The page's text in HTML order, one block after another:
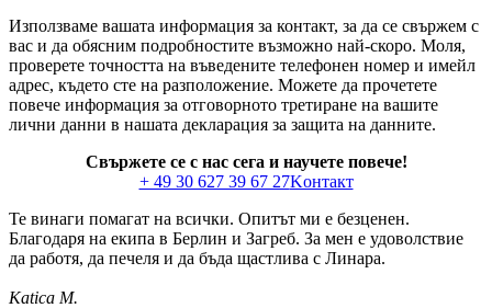
Използваме вашата информация за контакт, за да се свържем с
вас и да обясним подробностите възможно най-скоро. Моля,
проверете точността на въведените телефонен номер и имейл
адрес, където сте на разположение. Можете да прочетете
повече информация за отговорното третиране на вашите
лични данни в нашата декларация за защита на данните.
Свържете се с нас сега и научете повече!
+ 49 30 627 39 67 27Kонтакт
Те винаги помагат на всички. Опитът ми е безценен.
Благодаря на екипа в Берлин и Загреб. За мен е удоволствие
да работя, да печеля и да бъда щастлива с Линара.
Katica M.